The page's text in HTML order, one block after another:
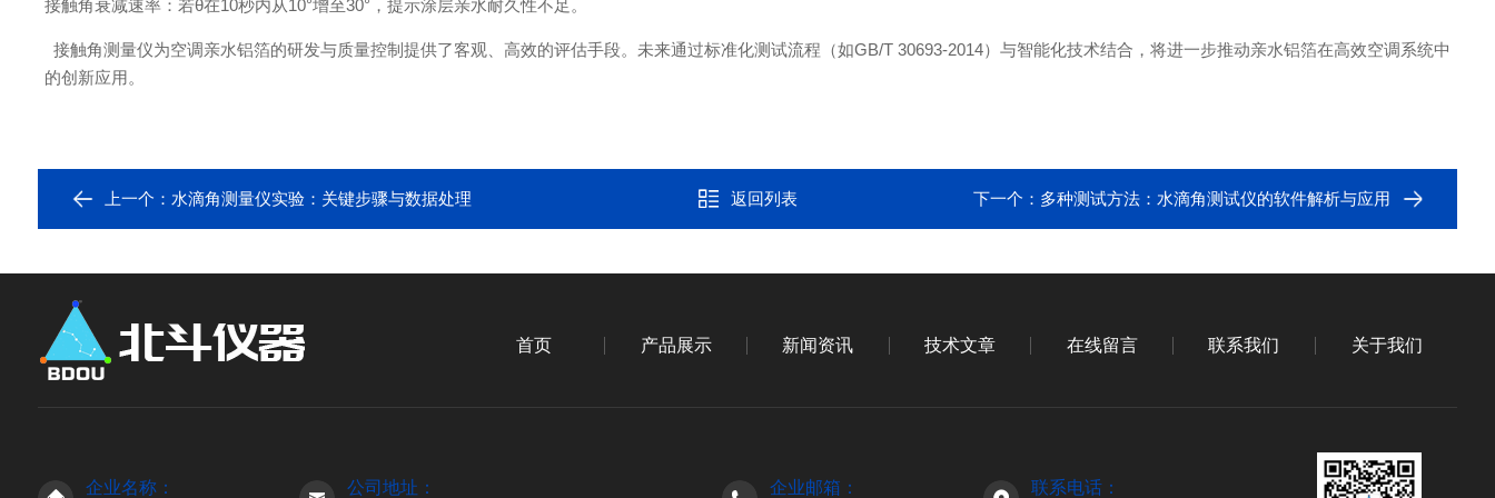
接触角衰减速率：若θ在10秒内从10°增至30°，提示涂层亲水耐久性不足。
接触角测量仪为空调亲水铝箔的研发与质量控制提供了客观、高效的评估手段。未来通过标准化测试流程（如GB/T 30693-2014）与智能化技术结合，将进一步推动亲水铝箔在高效空调系统中
的创新应用。
上一个： 水滴角测量仪实验：关键步骤与数据处理 返回列表 下一个： 多种测试方法：水滴角测试仪的软件解析与应用
首页 产品展示 新闻资讯 技术文章 在线留言 联系我们 关于我们
企业名称： 公司地址： 企业邮箱： 联系电话：